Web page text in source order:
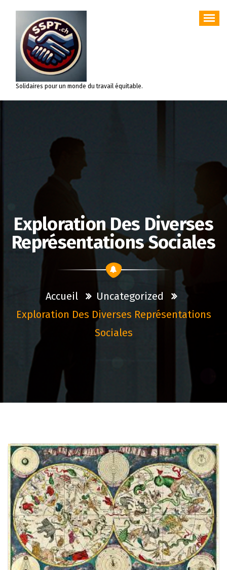
contenu
Solidaires pour un monde du travail équitable.
Exploration Des Diverses
Représentations Sociales
Accueil
Uncategorized
Exploration Des Diverses Représentations
Sociales